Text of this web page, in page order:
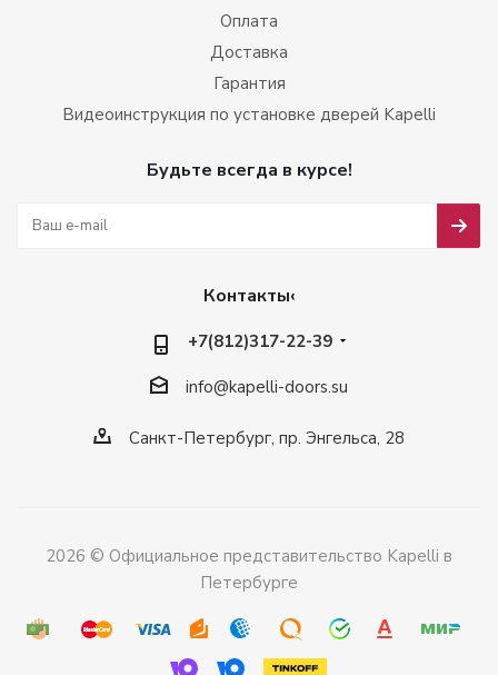
Оплата
Доставка
Гарантия
Видеоинструкция по установке дверей Kapelli
Будьте всегда в курсе!
Контакты‹
+7(812)317-22-39
info@kapelli-doors.su
Санкт-Петербург, пр. Энгельса, 28
2026 © Официальное представительство Kapelli в
Петербурге